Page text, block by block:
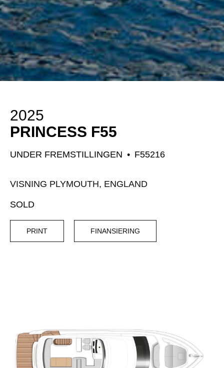
2025
PRINCESS F55
UNDER FREMSTILLINGEN • F55216
VISNING PLYMOUTH, ENGLAND
SOLD
PRINT FINANSIERING